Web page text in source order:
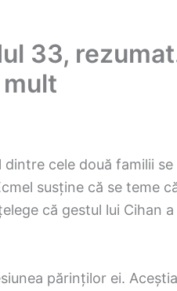
33,
cele două familii se
susține că se teme
că gestul lui Cihan
părinților ei.